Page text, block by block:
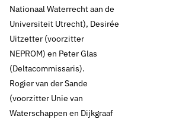
Waterpoort
Woningbouwopgave
en (drink)water: hoe
dan?
Nationaal Waterrecht aan de
Universiteit Utrecht), Desirée
Uitzetter (voorzitter
NEPROM) en Peter Glas
(Deltacommissaris).
Rogier van der Sande
(voorzitter Unie van
Waterschappen en Dijkgraaf